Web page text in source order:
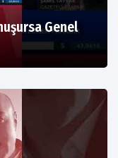
Genel